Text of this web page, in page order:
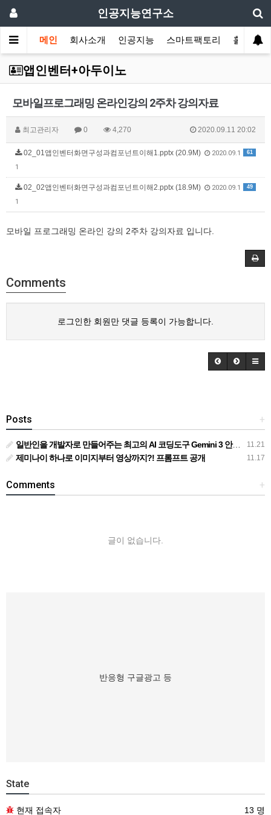
인공지능연구소
메인 회사소개 인공지능 스마트팩토리 홀로그램
앱인벤터+아두이노
모바일프로그래밍 온라인강의 2주차 강의자료
최고관리자 0 4,270 2020.09.11 20:02
61
02_01앱인벤터화면구성과컴포넌트이해1.pptx (20.9M)
2020.09.1
1
49
02_02앱인벤터화면구성과컴포넌트이해2.pptx (18.9M)
2020.09.1
1
모바일 프로그래밍 온라인 강의 2주차 강의자료 입니다.
Comments
로그인한 회원만 댓글 등록이 가능합니다.
+
Posts
11.21
일반인을 개발자로 만들어주는 최고의 AI 코딩도구 Gemini 3 안티그래비티
11.17
제미나이 하나로 이미지부터 영상까지?! 프롬프트 공개
+
Comments
글이 없습니다.
반응형 구글광고 등
State
현재 접속자 13 명